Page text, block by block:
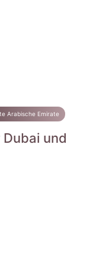
Arabische Emirate
Dubai und